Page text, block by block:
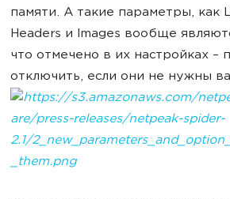
памяти. А такие параметры, как
Headers и Images вообще
что отмечено в их настройках –
отключить, если они не нужны